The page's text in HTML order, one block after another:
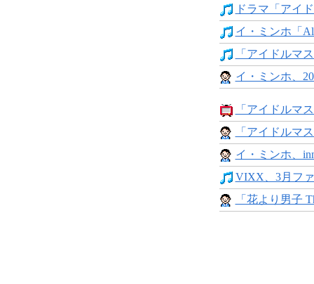
ドラマ「アイ
イ・ミンホ「
「アイドルマ
イ・ミンホ、
「アイドルマ
「アイドルマ
イ・ミンホ、
VIXX、3月フ
「花より男子